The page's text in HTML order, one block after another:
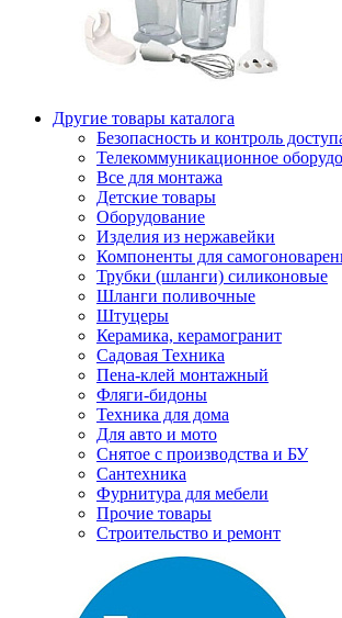
Другие товары каталога
Безопасность и контроль
Телекоммуникационное
Все для монтажа
Детские товары
Оборудование
Изделия из нержавейки
Компоненты для
Трубки (шланги) силиконовые
Шланги поливочные
Штуцеры
Керамика, керамогранит
Садовая Техника
Пена-клей монтажный
Фляги-бидоны
Техника для дома
Для авто и мото
Снятое с производства и БУ
Сантехника
Фурнитура для мебели
Прочие товары
Строительство и ремонт